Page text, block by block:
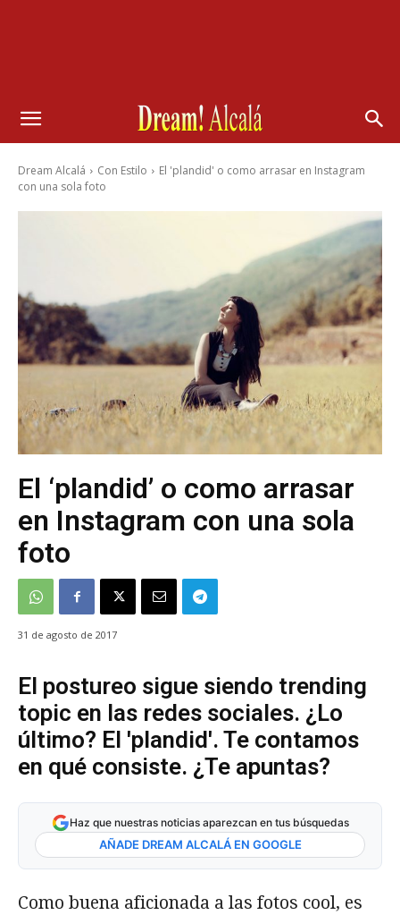
Dream Alcalá Con Estilo
El 'plandid' o como arrasar en Instagram
con una sola foto
El ‘plandid’ o como arrasar
en Instagram con una sola
foto
31 de agosto de 2017
El postureo sigue siendo trending
topic en las redes sociales. ¿Lo
último? El 'plandid'. Te contamos
en qué consiste. ¿Te apuntas?
Haz que nuestras noticias aparezcan en tus búsquedas
AÑADE DREAM ALCALÁ EN GOOGLE
Como buena aficionada a las fotos cool, es